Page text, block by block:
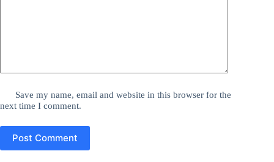
Save my name, email and website in this browser for the
next time I comment.
Post Comment